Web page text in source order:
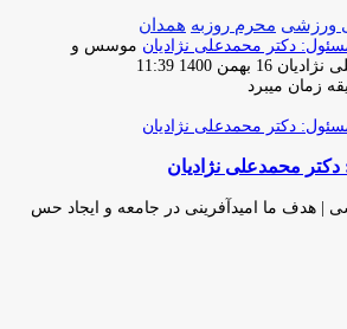
ورزشی محرم روزبه همدان
موسس و
نژادیان ارسال
ایمیل
16 بهمن 1400 11:39
محمدعلی نژادیان
| هدف ما امیدآفرینی در جامعه و ایجاد حس